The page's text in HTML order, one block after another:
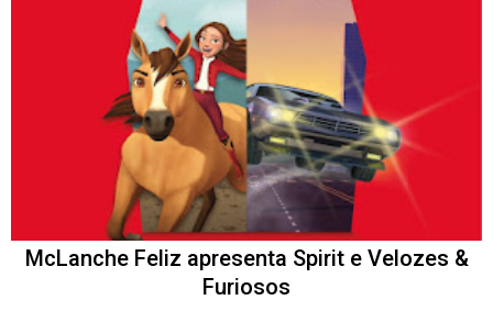
McLanche Feliz apresenta Spirit e Velozes &
Furiosos